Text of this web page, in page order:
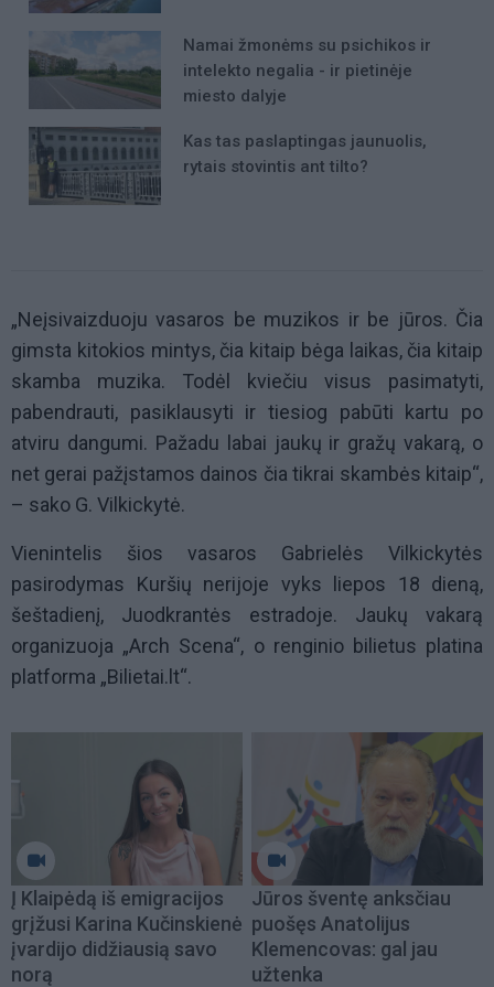
Namai žmonėms su psichikos ir
intelekto negalia - ir pietinėje
miesto dalyje
Kas tas paslaptingas jaunuolis,
rytais stovintis ant tilto?
„Neįsivaizduoju vasaros be muzikos ir be jūros. Čia
gimsta kitokios mintys, čia kitaip bėga laikas, čia kitaip
skamba muzika. Todėl kviečiu visus pasimatyti,
pabendrauti, pasiklausyti ir tiesiog pabūti kartu po
atviru dangumi. Pažadu labai jaukų ir gražų vakarą, o
net gerai pažįstamos dainos čia tikrai skambės kitaip“,
– sako G. Vilkickytė.
Vienintelis šios vasaros Gabrielės Vilkickytės
pasirodymas Kuršių nerijoje vyks liepos 18 dieną,
šeštadienį, Juodkrantės estradoje. Jaukų vakarą
organizuoja „Arch Scena“, o renginio bilietus platina
platforma „Bilietai.lt“.
Į Klaipėdą iš emigracijos
grįžusi Karina Kučinskienė
įvardijo didžiausią savo
norą
Jūros šventę anksčiau
puošęs Anatolijus
Klemencovas: gal jau
užtenka